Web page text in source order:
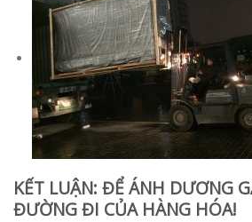
KẾT LUẬN: ĐỂ ÁNH DƯƠNG
ĐƯỜNG ĐI CỦA HÀNG HÓA!